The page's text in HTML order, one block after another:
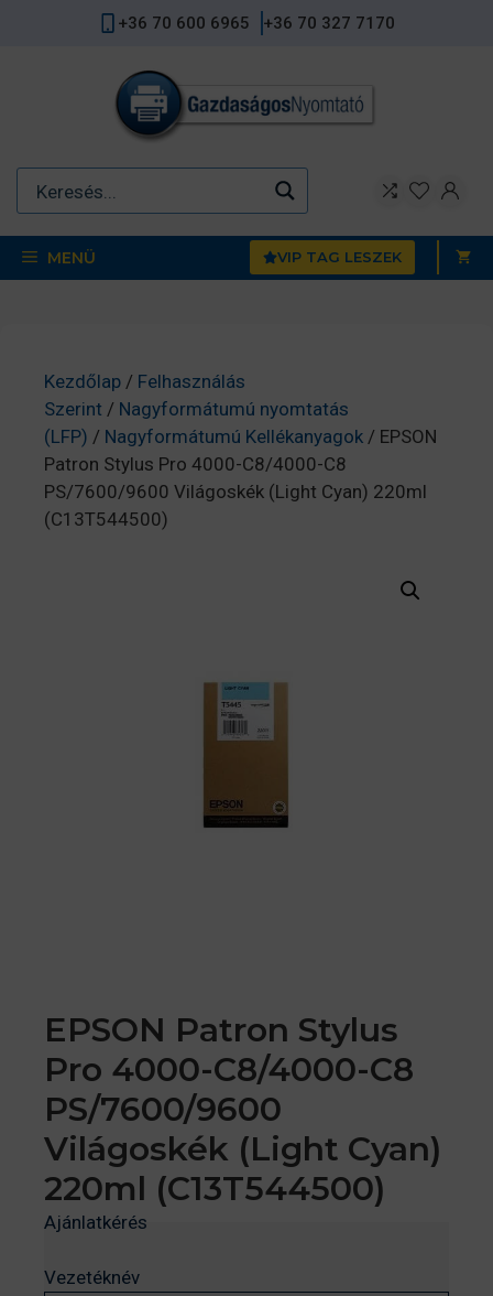
+36 70 600 6965 +36 70 327 7170
MENÜ VIP TAG LESZEK
Kezdőlap / Felhasználás
Szerint / Nagyformátumú nyomtatás
(LFP) / Nagyformátumú Kellékanyagok / EPSON
Patron Stylus Pro 4000-C8/4000-C8
PS/7600/9600 Világoskék (Light Cyan) 220ml
(C13T544500)
EPSON Patron Stylus
Pro 4000-C8/4000-C8
PS/7600/9600
Világoskék (Light Cyan)
220ml (C13T544500)
Ajánlatkérés
Vezetéknév